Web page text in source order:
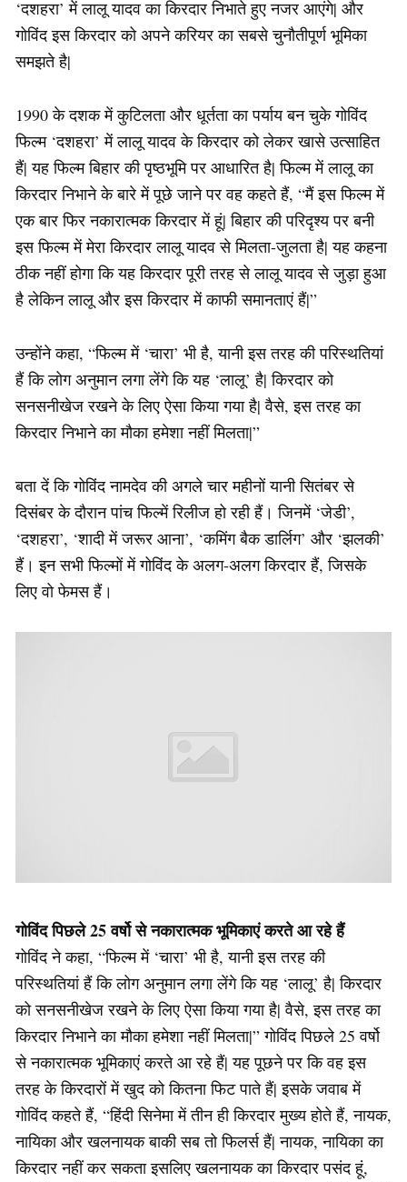
‘दशहरा’ में लालू यादव का किरदार निभाते हुए नजर आएंगे| और
गोविंद इस किरदार को अपने करियर का सबसे चुनौतीपूर्ण भूमिका
समझते है|
1990 के दशक में कुटिलता और धूर्तता का पर्याय बन चुके गोविंद
फिल्म ‘दशहरा’ में लालू यादव के किरदार को लेकर खासे उत्साहित
हैं| यह फिल्म बिहार की पृष्ठभूमि पर आधारित है| फिल्म में लालू का
किरदार निभाने के बारे में पूछे जाने पर वह कहते हैं, “मैं इस फिल्म में
एक बार फिर नकारात्मक किरदार में हूं| बिहार की परिदृश्य पर बनी
इस फिल्म में मेरा किरदार लालू यादव से मिलता-जुलता है| यह कहना
ठीक नहीं होगा कि यह किरदार पूरी तरह से लालू यादव से जुड़ा हुआ
है लेकिन लालू और इस किरदार में काफी समानताएं हैं|”
उन्होंने कहा, “फिल्म में ‘चारा’ भी है, यानी इस तरह की परिस्थतियां
हैं कि लोग अनुमान लगा लेंगे कि यह ‘लालू’ है| किरदार को
सनसनीखेज रखने के लिए ऐसा किया गया है| वैसे, इस तरह का
किरदार निभाने का मौका हमेशा नहीं मिलता|”
बता दें कि गोविंद नामदेव की अगले चार महीनों यानी सितंबर से
दिसंबर के दौरान पांच फिल्में रिलीज हो रही हैं। जिनमें ‘जेडी’,
‘दशहरा’, ‘शादी में जरूर आना’, ‘कमिंग बैक डार्लिग’ और ‘झलकी’
हैं। इन सभी फिल्मों में गोविंद के अलग-अलग किरदार हैं, जिसके
लिए वो फेमस हैं।
गोविंद पिछले 25 वर्षो से नकारात्मक भूमिकाएं करते आ रहे हैं
गोविंद ने कहा, “फिल्म में ‘चारा’ भी है, यानी इस तरह की
परिस्थतियां हैं कि लोग अनुमान लगा लेंगे कि यह ‘लालू’ है| किरदार
को सनसनीखेज रखने के लिए ऐसा किया गया है| वैसे, इस तरह का
किरदार निभाने का मौका हमेशा नहीं मिलता|” गोविंद पिछले 25 वर्षो
से नकारात्मक भूमिकाएं करते आ रहे हैं| यह पूछने पर कि वह इस
तरह के किरदारों में खुद को कितना फिट पाते हैं| इसके जवाब में
गोविंद कहते हैं, “हिंदी सिनेमा में तीन ही किरदार मुख्य होते हैं, नायक,
नायिका और खलनायक बाकी सब तो फिलर्स हैं| नायक, नायिका का
किरदार नहीं कर सकता इसलिए खलनायक का किरदार पसंद हूं,